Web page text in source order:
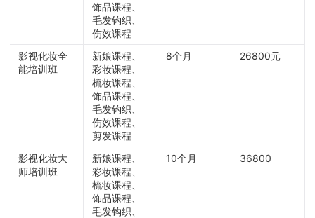
饰品课程、
毛发钩织、
伤效课程
影视化妆全
能培训班
新娘课程、
彩妆课程、
梳妆课程、
饰品课程、
毛发钩织、
伤效课程、
剪发课程
8个月 26800元
影视化妆大
师培训班
新娘课程、
彩妆课程、
梳妆课程、
饰品课程、
毛发钩织、
10个月 36800